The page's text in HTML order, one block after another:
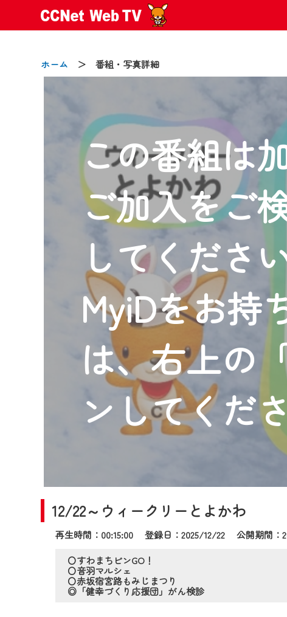
ホーム ＞ 番組・写真詳細
この番組は
ご加入をご
してくださ
MyiDをお持
は、右上の
ンしてくだ
12/22～ウィークリーとよかわ
再生時間：00:15:00 登録日：2025/12/22公開期間：
〇すわまちビンGO！
〇音羽マルシェ
〇赤坂宿宮路もみじまつり
◎「健幸づくり応援団」がん検診
2024/09/02
動画配信サービス『CCNet Web TV
【変更点】
◆デザイン変更により、お住まい
◆当社アプリやＰＣブラウザから
CCNetサービスエリア20市町の地
【ご注意】
2024年9月24日からはご加入者様へ
『CCNet Web TV』を利用いただ
CCNetサービスへの加入と『
何卒、ご理解ご了承の程よろしく
※マイページへのログインには、
※MyIDとは、CCNet Web TVを含む
IDはお客様が使っているメールア
（GmailやYahooなどのフリーメー
※マイページへのログイン・MyID
※CCNetアプリをご利用中の方は
CCNetWebTVのリニューアルにと
日時 9/24 9:30～16:30
ご不便をおかけいたしますが、ご了